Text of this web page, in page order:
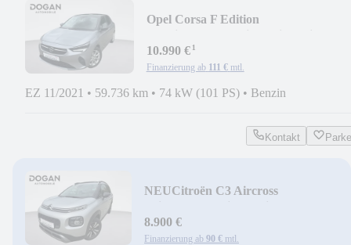
Opel Corsa F Edition
10.990 €¹
Finanzierung ab 111 € mtl.
EZ 11/2021 • 59.736 km • 74 kW (101 PS) • Benzin
Kontakt
NEUCitroën C3 Aircross
8.900 €
Finanzierung ab 90 € mtl.